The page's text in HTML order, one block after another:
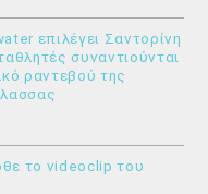
επιλέγει Σαντορίνη
συναντιούνται
ραντεβού της
το videoclip του